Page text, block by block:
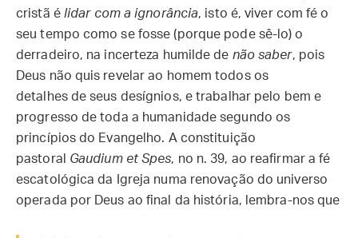
cristã é lidar com a ignorância, isto é, viver com fé o
seu tempo como se fosse (porque pode sê-lo) o
derradeiro, na incerteza humilde de não saber, pois
Deus não quis revelar ao homem todos os
detalhes de seus desígnios, e trabalhar pelo bem e
progresso de toda a humanidade segundo os
princípios do Evangelho. A constituição
pastoral Gaudium et Spes, no n. 39, ao reafirmar a fé
escatológica da Igreja numa renovação do universo
operada por Deus ao final da história, lembra-nos que